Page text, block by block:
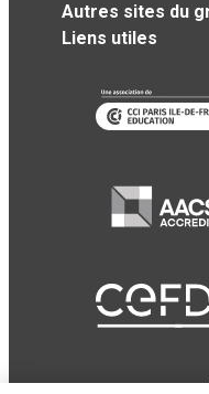
Autres sites du
Liens utiles